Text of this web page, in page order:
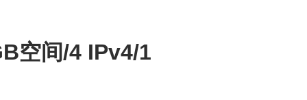
空间/4 IPv4/1